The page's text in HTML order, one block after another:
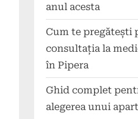
anul acesta
Cum te pregătești
consultația la
în Pipera
Ghid complet
alegerea unui